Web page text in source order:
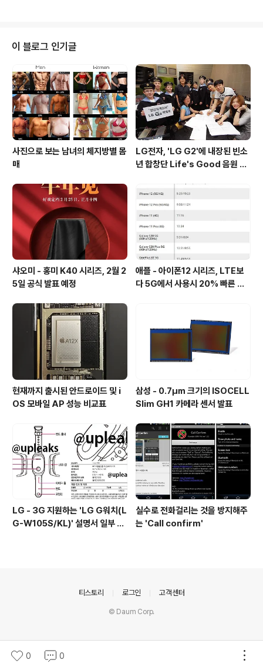
천!) 주문을 하셨다면, 바로 샐러드 바를 이용할 수 있는데
대략적인 분위기는 아래와 같습니다. 아.. 먹느라 촬영할 시
간이 없었습니다. -_ -;; 뭐.. 분위기야 바이킹스나 VIPS 이
런 곳과 별반 차이점 없고, 직원들도 친철했습니다. 프리비
의 최대 장점은 데이트 코스입니다. ^^;; ..
이 블로그 인기글
사진으로 보는 남녀의 체지방별 몸
매
LG전자, 'LG G2'에 내장된 빈소
년 합창단 Life's Good 음원 공
샤오미 - 홍미 K40 시리즈, 2월 2
5일 공식 발표 예정
애플 - 아이폰12 시리즈, LTE보
다 5G에서 사용시 20% 빠른 배
현재까지 출시된 안드로이드 및 i
OS 모바일 AP 성능 비교표
삼성 - 0.7㎛ 크기의 ISOCELL
Slim GH1 카메라 센서 발표
LG - 3G 지원하는 'LG G워치(L
G-W105S/KL)' 설명서 일부 유
실수로 전화걸리는 것을 방지해주
는 'Call confirm'
0 0
티스토리 로그인 고객센터
© Daum Corp.